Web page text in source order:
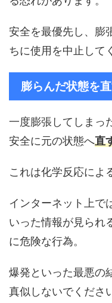
安全を最優先し、膨
ちに使用を中止して
膨らんだ状態を
一度膨張してしまっ
安全に元の状態へ直
これは化学反応によ
インターネット上で
いった情報が見られ
に危険な行為。
爆発といった最悪の
真似しないでくださ